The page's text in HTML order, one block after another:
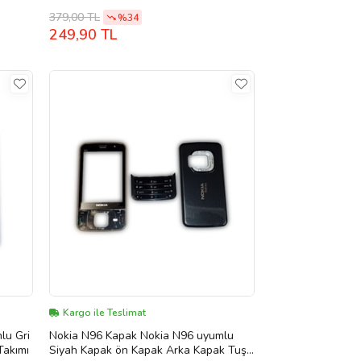
379,00 TL %34
249,90 TL
Gri
Kargo ile Teslimat
Nokia N96 Kapak Nokia N96 uyumlu
Siyah Kapak ön Kapak Arka Kapak Tuş